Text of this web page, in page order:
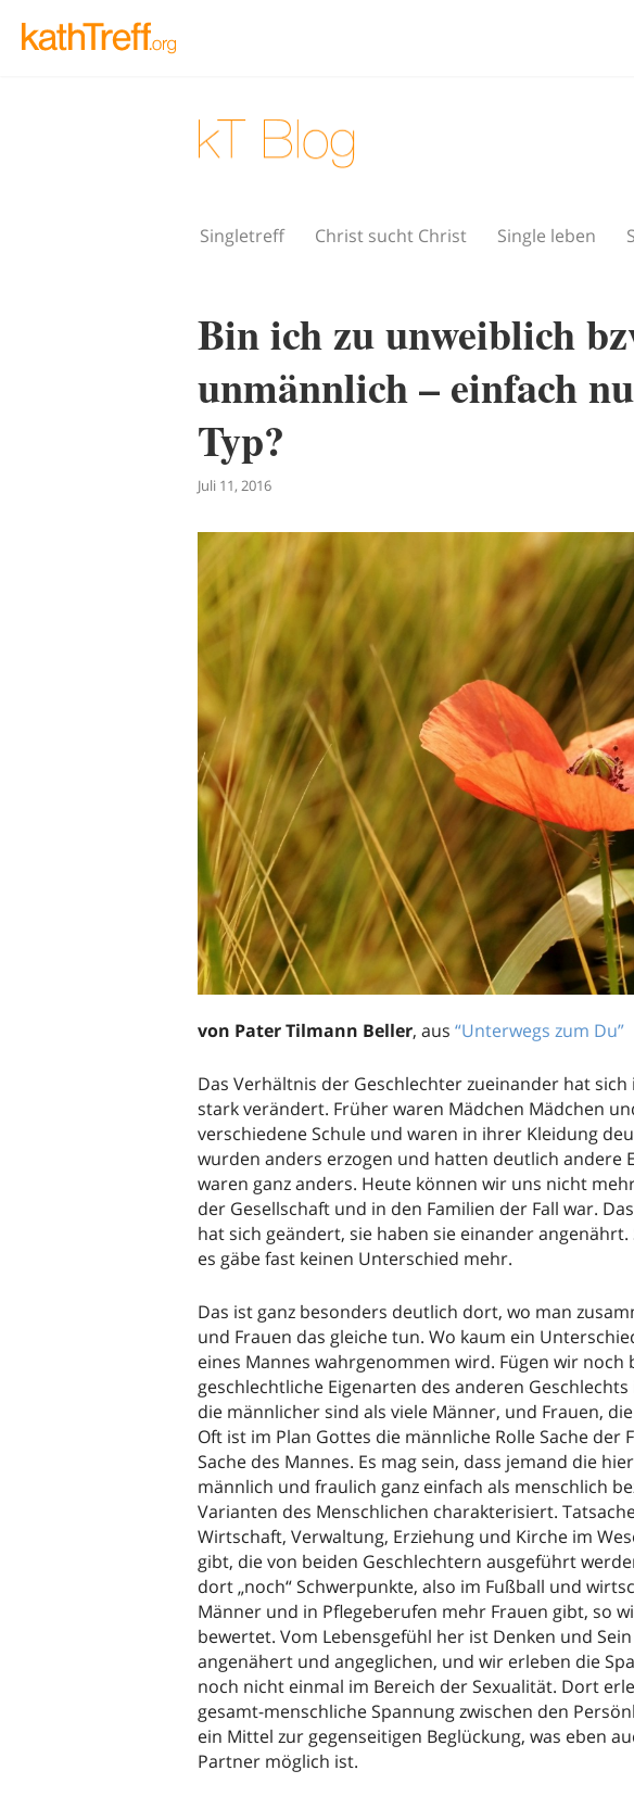
Singletreff Christ sucht Christ Single leben
Bin ich zu unweiblich
unmännlich – einfach
Typ?
Juli 11, 2016
von Pater Tilmann Beller, aus “Unterwegs zum Du”
Das Verhältnis der Geschlechter zueinander hat
stark verändert. Früher waren Mädchen Mädchen
verschiedene Schule und waren in ihrer Kleidung
wurden anders erzogen und hatten deutlich andere
waren ganz anders. Heute können wir uns nicht
der Gesellschaft und in den Familien der Fall war.
hat sich geändert, sie haben sie einander
es gäbe fast keinen Unterschied mehr.
Das ist ganz besonders deutlich dort, wo man
und Frauen das gleiche tun. Wo kaum ein
eines Mannes wahrgenommen wird. Fügen wir noch
geschlechtliche Eigenarten des anderen
die männlicher sind als viele Männer, und Frauen,
Oft ist im Plan Gottes die männliche Rolle Sache der
Sache des Mannes. Es mag sein, dass jemand die
männlich und fraulich ganz einfach als menschlich
Varianten des Menschlichen charakterisiert.
Wirtschaft, Verwaltung, Erziehung und Kirche im
gibt, die von beiden Geschlechtern ausgeführt
dort „noch“ Schwerpunkte, also im Fußball und
Männer und in Pflegeberufen mehr Frauen gibt, so
bewertet. Vom Lebensgefühl her ist Denken und
angenähert und angeglichen, und wir erleben die
noch nicht einmal im Bereich der Sexualität. Dort
gesamt-menschliche Spannung zwischen den
ein Mittel zur gegenseitigen Beglückung, was eben
Partner möglich ist.